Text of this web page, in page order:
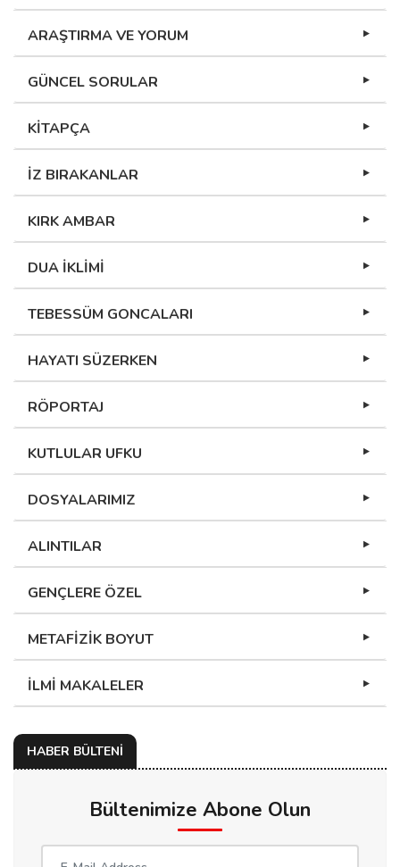
ARAŞTIRMA VE YORUM
GÜNCEL SORULAR
KİTAPÇA
İZ BIRAKANLAR
KIRK AMBAR
DUA İKLİMİ
TEBESSÜM GONCALARI
HAYATI SÜZERKEN
RÖPORTAJ
KUTLULAR UFKU
DOSYALARIMIZ
ALINTILAR
GENÇLERE ÖZEL
METAFİZİK BOYUT
İLMİ MAKALELER
HABER BÜLTENİ
Bültenimize Abone Olun